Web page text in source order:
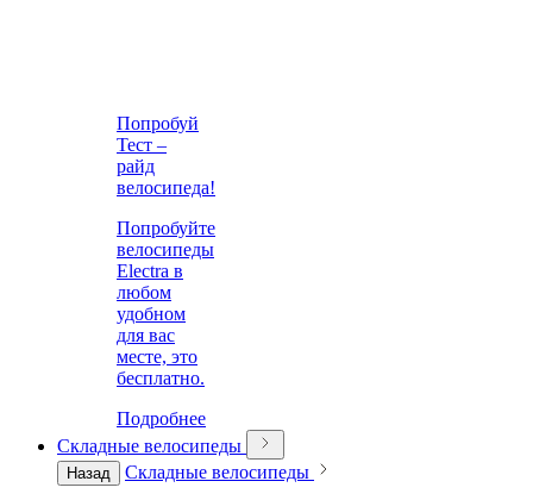
Попробуй
Тест –
райд
велосипеда!
Попробуйте
велосипеды
Electra в
любом
удобном
для вас
месте, это
бесплатно.
Подробнее
Складные велосипеды
Назад Складные велосипеды